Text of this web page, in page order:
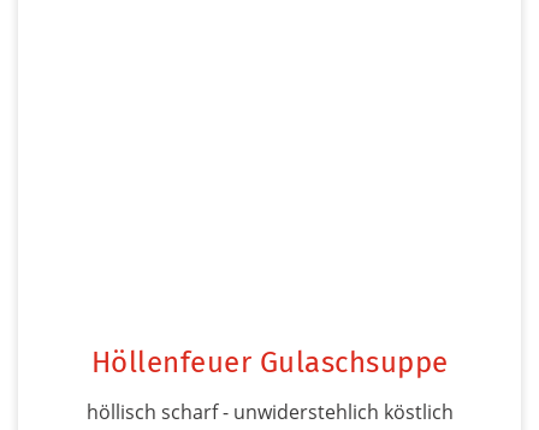
Höllenfeuer Gulaschsuppe
höllisch scharf - unwiderstehlich köstlich